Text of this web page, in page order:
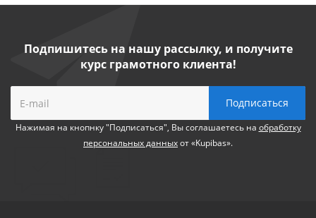
Подпишитесь на нашу рассылку, и получите
курс грамотного клиента!
Нажимая на кнопнку "Подписаться", Вы соглашаетесь на обработку
персональных данныхот «Kupibas».